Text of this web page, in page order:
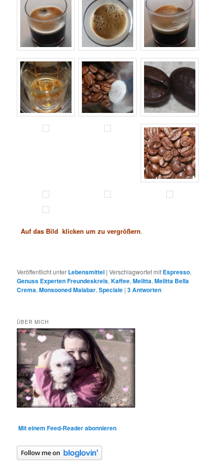
Auf das Bild klicken um zu vergrößern.
Veröffentlicht unter Lebensmittel |Verschlagwortet mit Espresso,
Genuss Experten Freundeskreis,Kaffee,Melitta,Melitta Bella
Crema,Monsooned Malabar,Speciale |3Antworten
ÜBER MICH
Mit einem Feed-Reader abonnieren